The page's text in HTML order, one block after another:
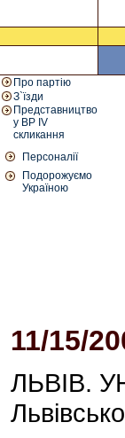
Про партію
З`їзди
Представництво
у ВР IV
скликання
Персоналії
Подорожуємо
Україною
11/15/
ЛЬВІВ.